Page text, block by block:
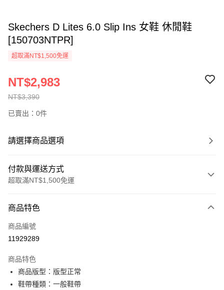
Skechers D Lites 6.0 Slip Ins 女鞋 休閒鞋
[150703NTPR]
超取滿NT$1,500免運
NT$3,390
NT$2,983
已賣出：0件
請選擇商品選項
付款與運送方式
超取滿NT$1,500免運
信用卡一次付款
信用卡分期付款
合作金庫商業銀行
華南商業銀行
上海商業儲蓄銀行
超商取貨付款
LINE Pay
商品特色
商品編號
11929289
商品特色
商品版型：版型正常
鞋帶種類：一般鞋帶